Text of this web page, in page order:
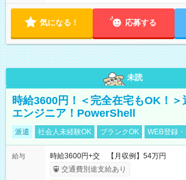
気になる！ 応募する
未読
時給3600円！＜完全在宅もOK！＞
エンジニア！PowerShell
派遣 社会人未経験OK ブランクOK WEB登録
給与
時給3600円+交 【月収例】54万円
交通費別途支給あり